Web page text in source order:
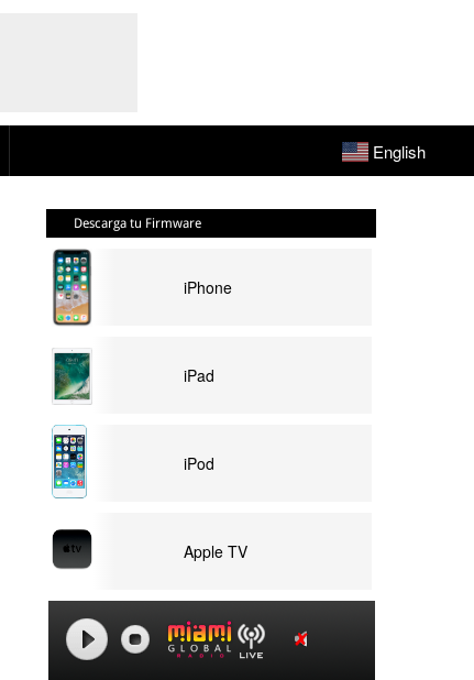
English
Descarga tu Firmware
iPhone
iPad
iPod
Apple TV